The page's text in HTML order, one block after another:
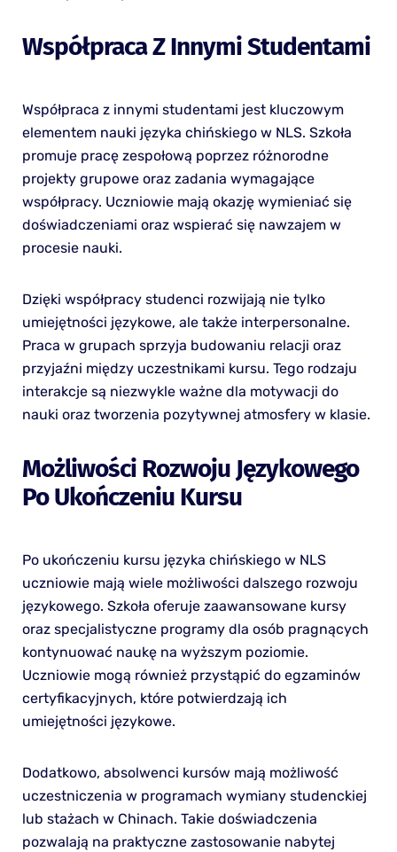
Współpraca Z Innymi Studentami
Współpraca z innymi studentami jest kluczowym
elementem nauki języka chińskiego w NLS. Szkoła
promuje pracę zespołową poprzez różnorodne
projekty grupowe oraz zadania wymagające
współpracy. Uczniowie mają okazję wymieniać się
doświadczeniami oraz wspierać się nawzajem w
procesie nauki.
Dzięki współpracy studenci rozwijają nie tylko
umiejętności językowe, ale także interpersonalne.
Praca w grupach sprzyja budowaniu relacji oraz
przyjaźni między uczestnikami kursu. Tego rodzaju
interakcje są niezwykle ważne dla motywacji do
nauki oraz tworzenia pozytywnej atmosfery w klasie.
Możliwości Rozwoju Językowego
Po Ukończeniu Kursu
Po ukończeniu kursu języka chińskiego w NLS
uczniowie mają wiele możliwości dalszego rozwoju
językowego. Szkoła oferuje zaawansowane kursy
oraz specjalistyczne programy dla osób pragnących
kontynuować naukę na wyższym poziomie.
Uczniowie mogą również przystąpić do egzaminów
certyfikacyjnych, które potwierdzają ich
umiejętności językowe.
Dodatkowo, absolwenci kursów mają możliwość
uczestniczenia w programach wymiany studenckiej
lub stażach w Chinach. Takie doświadczenia
pozwalają na praktyczne zastosowanie nabytej